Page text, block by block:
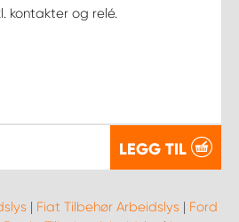
kontakter og relé.
LEGG TIL
| Fiat Tilbehør Arbeidslys | Ford